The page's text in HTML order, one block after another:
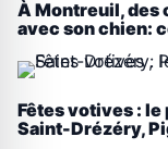
À Montreuil, des
avec son chien:
Fêtes votives : le
Saint-Drézéry,